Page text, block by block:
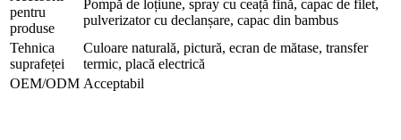
pentru
produse
Pompă de loțiune, spray cu ceață fină, capac de filet,
pulverizator cu declanșare, capac din bambus
Tehnica
suprafeței
Culoare naturală, pictură, ecran de mătase, transfer
termic, placă electrică
OEM/ODM Acceptabil